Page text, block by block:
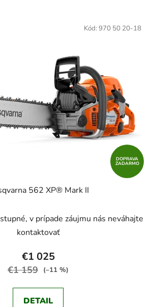
DOPRAVA
ZADARMO
562 XP® Mark II
v prípade záujmu nás neváhajte
kontaktovať
€1 025
€1 159 (–11 %)
DETAIL
Kód: 970 50 20-18